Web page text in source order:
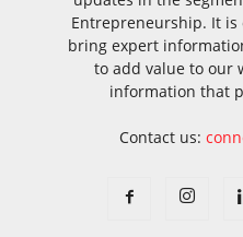
Entrepreneurship. It
bring expert
to add value to our
information that
Contact us: